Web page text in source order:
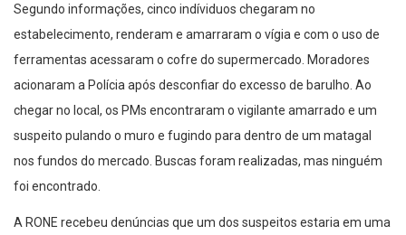
Segundo informações, cinco indíviduos chegaram no
estabelecimento, renderam e amarraram o vígia e com o uso de
ferramentas acessaram o cofre do supermercado. Moradores
acionaram a Polícia após desconfiar do excesso de barulho. Ao
chegar no local, os PMs encontraram o vigilante amarrado e um
suspeito pulando o muro e fugindo para dentro de um matagal
nos fundos do mercado. Buscas foram realizadas, mas ninguém
foi encontrado.
A RONE recebeu denúncias que um dos suspeitos estaria em uma